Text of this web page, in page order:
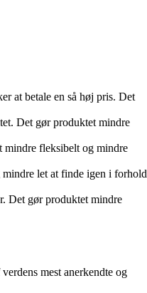
at betale en så høj pris. Det
Det gør produktet mindre
mindre fleksibelt og mindre
let at finde igen i forhold
Det gør produktet mindre
mest anerkendte og